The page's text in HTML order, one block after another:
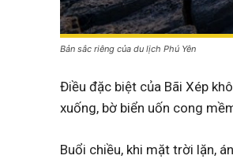
Bản sắc riêng của du lịch Phú Yên
Điều đặc biệt của Bãi Xép
xuống, bờ biển uốn cong
Buổi chiều, khi mặt trời lặn,